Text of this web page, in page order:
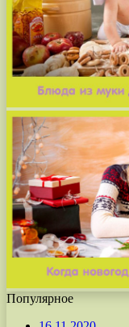
Популярное